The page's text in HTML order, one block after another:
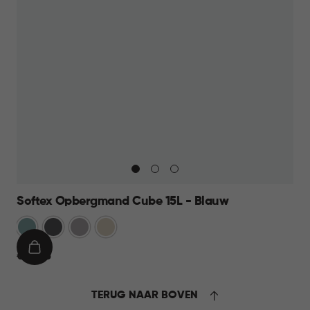
Softex Opbergmand Cube 15L - Blauw
BlauwAntraciet
TaupeBeige
€
€ 10,95
IN
TERUG NAAR BOVEN